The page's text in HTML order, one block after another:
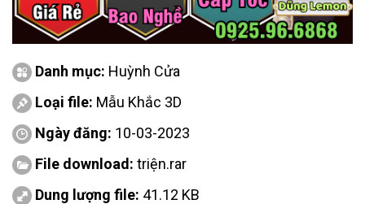
Danh mục: Huỳnh Cửa
Loại file: Mẫu Khắc 3D
Ngày đăng: 10-03-2023
File download: triện.rar
Dung lượng file: 41.12 KB